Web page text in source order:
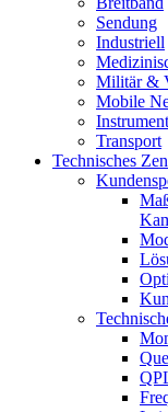
Sendung
Industriell
Militär &
Mobile
Transport
Technisches